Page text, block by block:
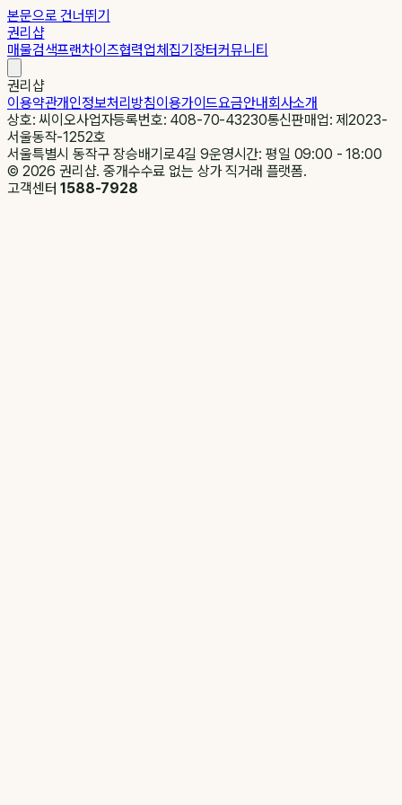
본문으로 건너뛰기
권리샵
매물검색프랜차이즈협력업체집기장터커뮤니티
권리샵
이용약관개인정보처리방침이용가이드요금안내회사소개
상호: 씨이오사업자등록번호: 408-70-43230통신판매업: 제2023-
서울동작-1252호
서울특별시 동작구 장승배기로4길 9운영시간: 평일 09:00 - 18:00
© 2026 권리샵. 중개수수료 없는 상가 직거래 플랫폼.
고객센터1588-7928